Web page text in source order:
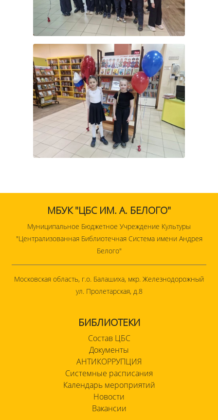
МБУК "ЦБС ИМ. А. БЕЛОГО"
Муниципальное Бюджетное Учреждение Культуры
"Централизованная Библиотечная Система имени Андрея
Белого"
Московская область, г.о. Балашиха, мкр. Железнодорожный
ул. Пролетарская, д.8
БИБЛИОТЕКИ
Состав ЦБС
Документы
АНТИКОРРУПЦИЯ
Системные расписания
Календарь мероприятий
Новости
Вакансии